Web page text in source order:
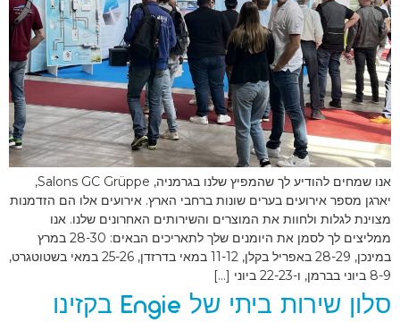
אנו שמחים להודיע ​​לך שהמפיץ שלנו בגרמניה, Salons GC Grüppe,
יארגן מספר אירועים בערים שונות ברחבי הארץ. אירועים אלו הם הזדמנות
מצוינת לגלות ולחוות את המוצרים והשירותים האחרונים שלנו. אנו
ממליצים לך לסמן את היומנים שלך לתאריכים הבאים: 28-30 במרץ
במינכן, 28-29 באפריל בקלן, 11-12 במאי בדרזדן, 25-26 במאי בשטוטגרט,
8-9 ביוני בברמן, ו-22-23 ביוני […]
סלון שירות ביתי של Engie בקזינו